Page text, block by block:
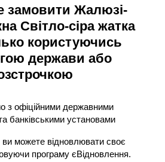
замовити Жалюзі-
Світло-сіра жатка
користуючись
держави або
з офіційними державними
банківськими установами
можете відновлювати своє
програму єВідновлення.